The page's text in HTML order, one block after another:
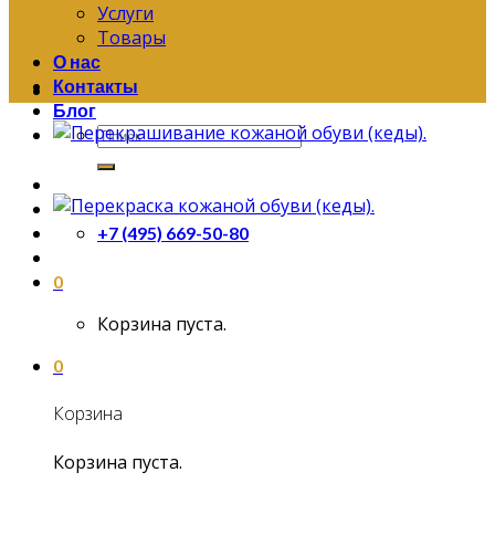
Услуги
Товары
О нас
Контакты
Блог
Искать:
+7 (495) 669-50-80
0
Корзина пуста.
0
Корзина
Корзина пуста.